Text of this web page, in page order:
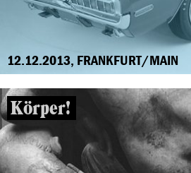
12.12.2013, FRANKFURT/MAIN
Körper!